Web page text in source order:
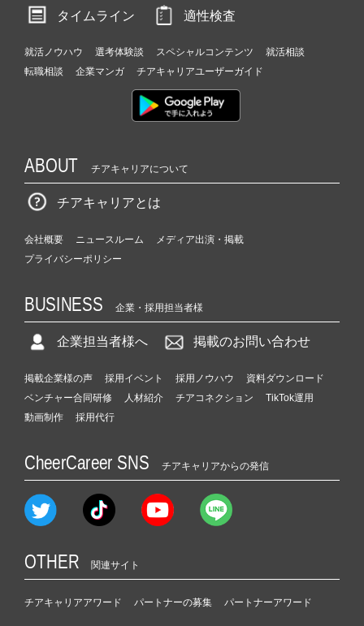
タイムライン
適性検査
就活ノウハウ 選考体験談 スペシャルコンテンツ
就活相談
転職相談
企業マンガ チアキャリアユーザーガイド
ABOUT チアキャリアについて
チアキャリアとは
会社概要 ニュースルーム
メディア出演・掲載
プライバシーポリシー
BUSINESS 企業・採用担当者様
企業担当者様へ 掲載のお問い合わせ
掲載企業様の声 採用イベント 採用ノウハウ
資料ダウンロード
ベンチャー合同研修
人材紹介 チアコネクション
TikTok運用
動画制作
採用代行
CheerCareer SNS チアキャリアからの発信
OTHER 関連サイト
チアキャリアアワード パートナーの募集 パートナーアワード